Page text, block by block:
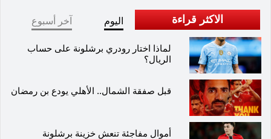
الاكثر قراءة اليوم آخر أسبوع
لماذا اختار رودري برشلونة على حساب
الريال؟
قبل صفقة الشمال.. الأهلي يودع بن رمضان
أموال مفاجئة تنعش خزينة برشلونة